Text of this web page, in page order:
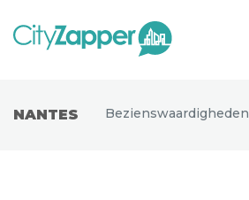
NANTES Bezienswaardigheden